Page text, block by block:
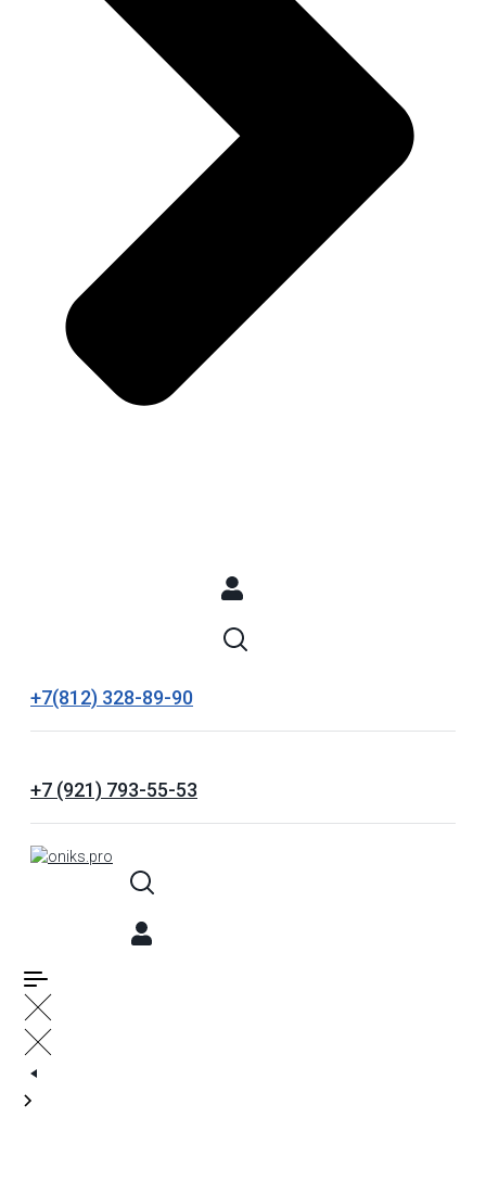
+7(812) 328-89-90
+7 (921) 793-55-53